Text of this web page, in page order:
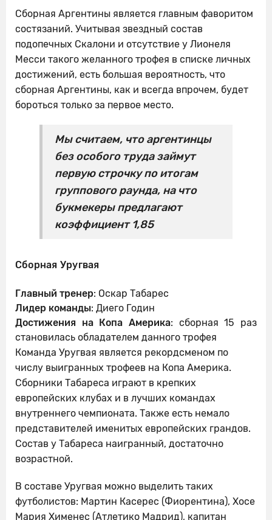
Сборная Аргентины является главным фаворитом
состязаний. Учитывая звездный состав
подопечных Скалони и отсутствие у Лионеля
Месси такого желанного трофея в списке личных
достижений, есть большая вероятность, что
сборная Аргентины, как и всегда впрочем, будет
бороться только за первое место.
Мы считаем, что аргентинцы
без особого труда займут
первую строчку по итогам
группового раунда, на что
букмекеры предлагают
коэффициент 1,85
Сборная Уругвая
Главный тренер: Оскар Табарес
Лидер команды: Диего Годин
Достижения на Копа Америка: сборная 15 раз
становилась обладателем данного трофея
Команда Уругвая является рекордсменом по
числу выигранных трофеев на Копа Америка.
Сборники Табареса играют в крепких
европейских клубах и в лучших командах
внутреннего чемпионата. Также есть немало
представителей именитых европейских грандов.
Состав у Табареса наигранный, достаточно
возрастной.
В составе Уругвая можно выделить таких
футболистов: Мартин Касерес (Фиорентина), Хосе
Мария Хименес (Атлетико Мадрид), капитан